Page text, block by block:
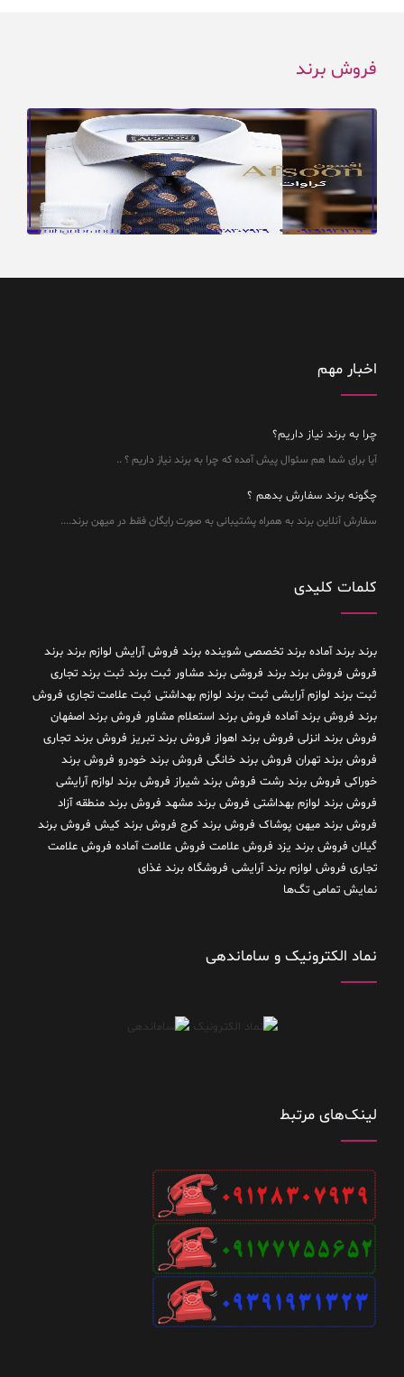
فروش برند
اخبار مهم
چرا به برند نیاز داریم؟
آیا برای شما هم سئوال پیش آمده که چرا به برند نیاز داریم ؟ ..
چگونه برند سفارش بدهم ؟
سفارش آنلاین برند به همراه پشتیبانی به صورت رایگان فقط در میهن برند....
کلمات کلیدی
برند برند آماده برند تخصصی شوینده برند فروش آرایش لوازم برند برند
فروش فروش برند برند فروشی برند مشاور ثبت برند ثبت برند تجاری
ثبت برند لوازم آرایشی ثبت برند لوازم بهداشتی ثبت علامت تجاری فروش
برند فروش برند آماده فروش برند استعلام مشاور فروش برند اصفهان
فروش برند انزلی فروش برند اهواز فروش برند تبریز فروش برند تجاری
فروش برند تهران فروش برند خانگی فروش برند خودرو فروش برند
خوراکی فروش برند رشت فروش برند شیراز فروش برند لوازم آرایشی
فروش برند لوازم بهداشتی فروش برند مشهد فروش برند منطقه آزاد
فروش برند میهن پوشاک فروش برند کرج فروش برند کیش فروش برند
گیلان فروش برند یزد فروش علامت فروش علامت آماده فروش علامت
تجاری فروش لوازم برند آرایشی فروشگاه برند غذای
نمایش تمامی تگ‌ها
نماد الکترونیک و ساماندهی
لینک‌های مرتبط